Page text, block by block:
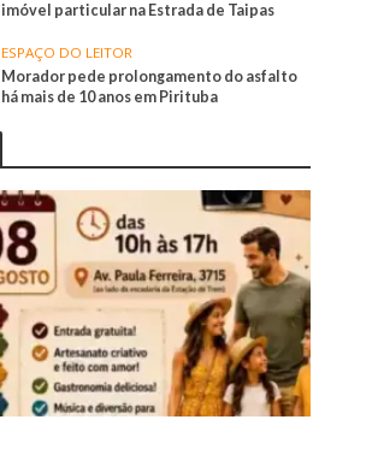
imóvel particular na Estrada de Taipas
ESPAÇO DO LEITOR
Morador pede prolongamento do asfalto
há mais de 10 anos em Pirituba